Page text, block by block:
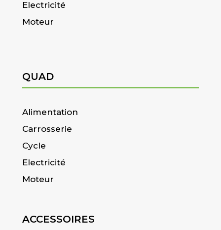
Electricité
Moteur
QUAD
Alimentation
Carrosserie
Cycle
Electricité
Moteur
ACCESSOIRES